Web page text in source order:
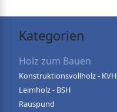
Kategorien
Holz zum Bauen
Konstruktionsvollholz - KVH
Leimholz - BSH
Rauspund